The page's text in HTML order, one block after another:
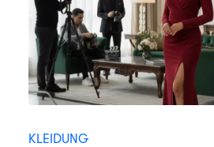
KLEIDUNG